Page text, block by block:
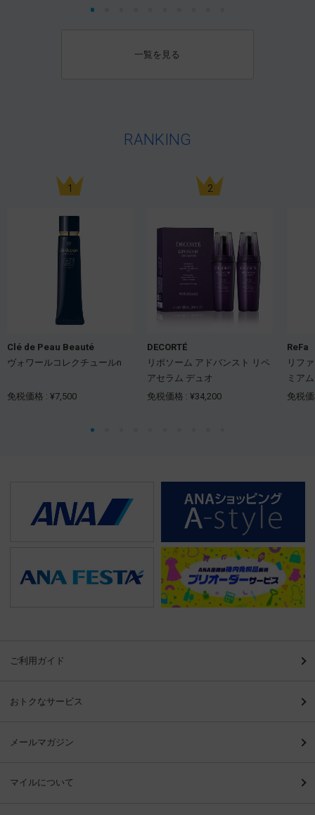
一覧を見る
RANKING
1
Clé de Peau Beauté
ヴォワールコレクチュールn
免税価格 : ¥7,500
2
DECORTÉ
リポソーム アドバンスト リペ
アセラム デュオ
免税価格 : ¥34,200
ReFa
リフ
ミアム
免税
ご利用ガイド
おトクなサービス
メールマガジン
マイルについて